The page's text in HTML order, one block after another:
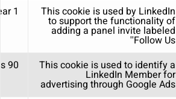
This cookie is used by LinkedIn
to support the functionality of
adding a panel invite labeled
'Follow Us'
1 year
This cookie is used to identify a
LinkedIn Member for
advertising through Google Ads
90 days